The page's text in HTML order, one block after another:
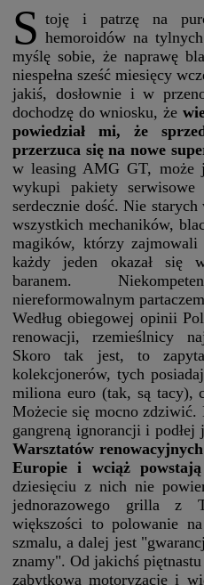
S toję i patrzę na
hemoroidów na
myślę sobie, że naprawę
niespełna sześć miesięcy
jakiś, dosłownie i w
dochodzę do wniosku, że
powiedział mi, że
przerzuca się na nowe
w leasing AMG GT, może
wykupi pakiety
serdecznie dość. Nie
wszystkich mechaników,
magików, którzy
każdy jeden okazał się
baranem.
niereformowalnym
Według obiegowej opinii
renowacji, rzemieślnicy
Skoro tak jest, to
kolekcjonerów, tych
miliona euro (tak, są tacy),
Możecie się mocno zdziwić.
gangreną ignorancji i podłej
Warsztatów
Europie i wciąż
dziesięciu z nich nie
jednorazowego grilla z
większości to polowanie
szmalu, a dalej jest
znamy". Od jakichś
zabytkową motoryzację i